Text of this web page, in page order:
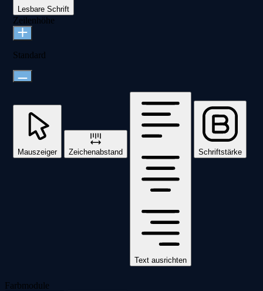
Lesbare Schrift
Zeilenhöhe
Standard
Mauszeiger Zeichenabstand
Text ausrichten
Schriftstärke
Farbmodule